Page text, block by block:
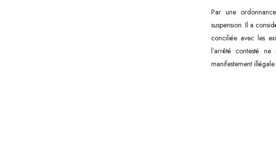
Par une
suspension. Il a
conciliée avec les
l’arrêté contesté
manifestement